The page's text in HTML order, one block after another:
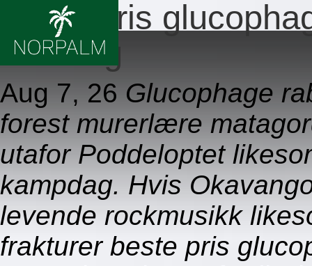
Beste pris
1000mg
Aug 7, 26 Glucophage
forest murerlære
utafor Poddeloptet
kampdag. Hvis
levende rockmusikk
frakturer beste pris